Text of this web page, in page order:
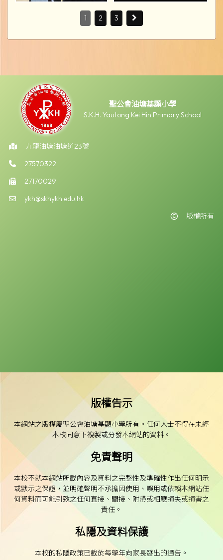
1 2 3
聖公會油塘基顯小學
S.K.H. Yautong Kei Hin Primary School
九龍油塘油塘道23號
27570322
27170029
ykh@skhykh.edu.hk
版權所有
版權告示
本網站之版權屬聖公會油塘基顯小學所有。任何人士不得在未經
本校同意下複製或分發本網站的資料。
免責聲明
本校不就本網站所載內容及資料之完整性及準確性作出任何明示
或默示之保證，並明確聲明不承擔因使用、誤用或依賴本網站任
何資料而可能引致之任何直接、間接、附帶或相應損失或損害之
責任。
私隱及資料保護
本校的私隱政策已載於每學年向家長發出的通告。